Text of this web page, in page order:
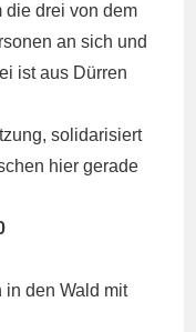
die drei von dem
an sich und
ist aus Dürren
solidarisiert
hier gerade
in den Wald mit